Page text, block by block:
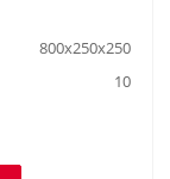
800х250х250
10